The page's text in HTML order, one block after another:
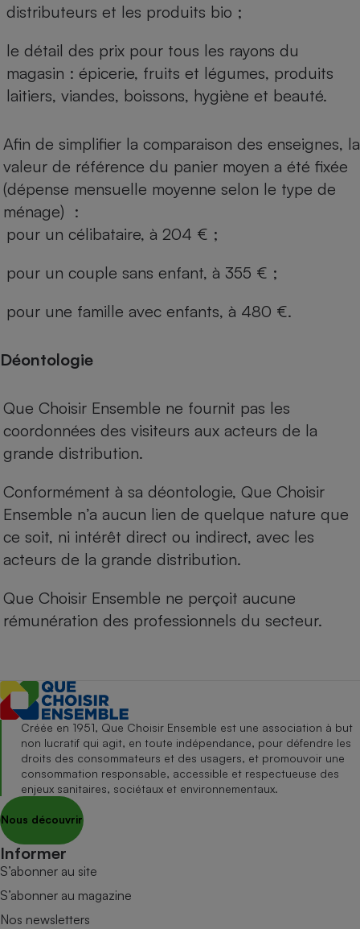
distributeurs et les produits bio ;
le détail des prix pour tous les rayons du
magasin : épicerie, fruits et légumes, produits
laitiers, viandes, boissons, hygiène et beauté.
Afin de simplifier la comparaison des enseignes, la
valeur de référence du panier moyen a été fixée
(dépense mensuelle moyenne selon le type de
ménage) :
pour un célibataire, à 204 € ;
pour un couple sans enfant, à 355 € ;
pour une famille avec enfants, à 480 €.
Déontologie
Que Choisir Ensemble ne fournit pas les
coordonnées des visiteurs aux acteurs de la
grande distribution.
Conformément à sa déontologie, Que Choisir
Ensemble n’a aucun lien de quelque nature que
ce soit, ni intérêt direct ou indirect, avec les
acteurs de la grande distribution.
Que Choisir Ensemble ne perçoit aucune
rémunération des professionnels du secteur.
Créée en 1951, Que Choisir Ensemble est une association à but
non lucratif qui agit, en toute indépendance, pour défendre les
droits des consommateurs et des usagers, et promouvoir une
consommation responsable, accessible et respectueuse des
enjeux sanitaires, sociétaux et environnementaux.
Nous découvrir
Informer
S’abonner au site
S’abonner au magazine
Nos newsletters